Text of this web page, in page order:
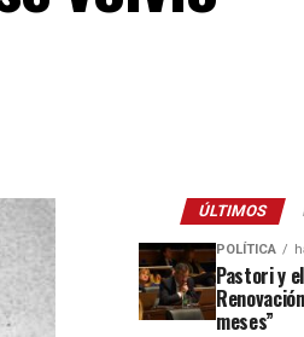
ÚLTIMOS
POLÍTICA
Pastori y
meses”